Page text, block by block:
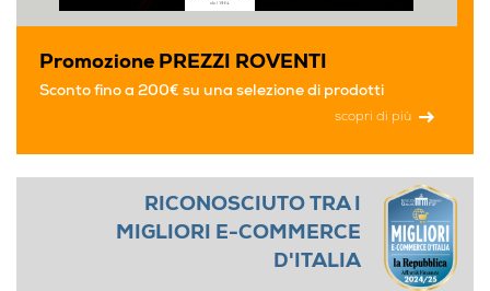
Promozione PREZZI ROVENTI
Sconto fino a 200€ su una selezione di prodotti
scopri di più
RICONOSCIUTO TRA I
MIGLIORI E-COMMERCE
D'ITALIA